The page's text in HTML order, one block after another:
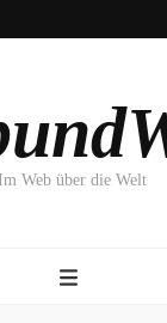
Im Web über die Welt